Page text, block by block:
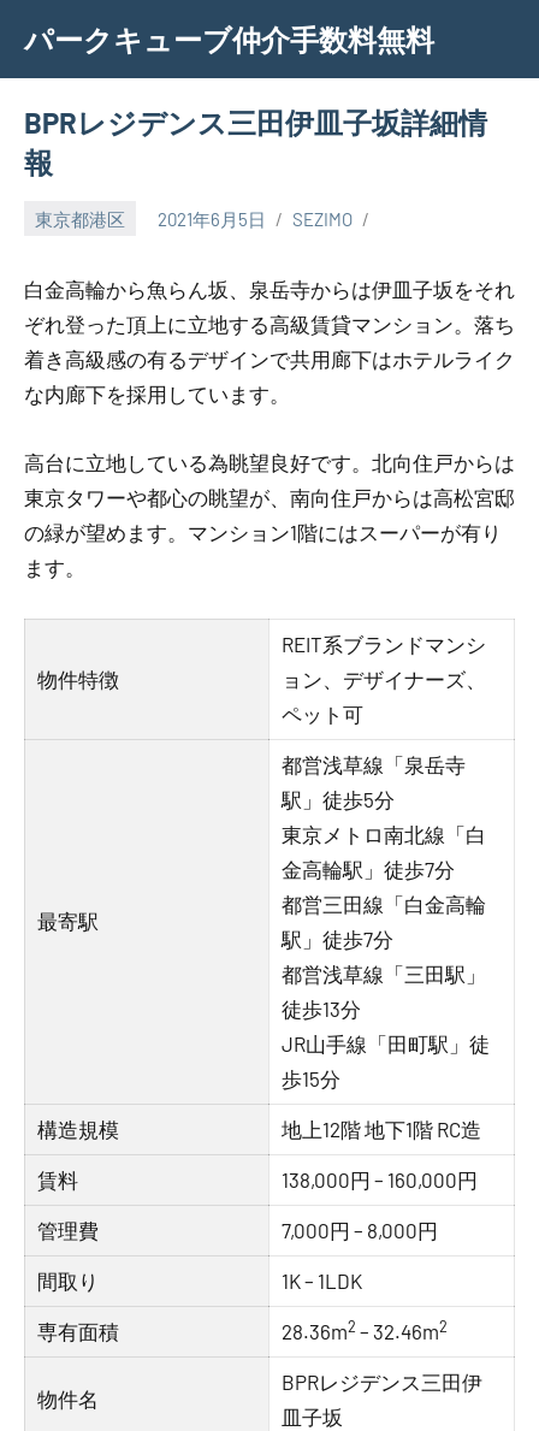
content
パークキューブ仲介手数料無料
BPRレジデンス三田伊皿子坂詳細情
報
東京都港区 2021年6月5日 SEZIMO
白金高輪から魚らん坂、泉岳寺からは伊皿子坂をそれ
ぞれ登った頂上に立地する高級賃貸マンション。落ち
着き高級感の有るデザインで共用廊下はホテルライク
な内廊下を採用しています。
高台に立地している為眺望良好です。北向住戸からは
東京タワーや都心の眺望が、南向住戸からは高松宮邸
の緑が望めます。マンション1階にはスーパーが有り
ます。
物件特徴
REIT系ブランドマンシ
ョン、デザイナーズ、
ペット可
最寄駅
都営浅草線「泉岳寺
駅」徒歩5分
東京メトロ南北線「白
金高輪駅」徒歩7分
都営三田線「白金高輪
駅」徒歩7分
都営浅草線「三田駅」
徒歩13分
JR山手線「田町駅」徒
歩15分
構造規模 地上12階 地下1階 RC造
賃料 138,000円 – 160,000円
管理費 7,000円 – 8,000円
間取り 1K – 1LDK
専有面積 28.36m2 – 32.46m2
物件名
BPRレジデンス三田伊
皿子坂